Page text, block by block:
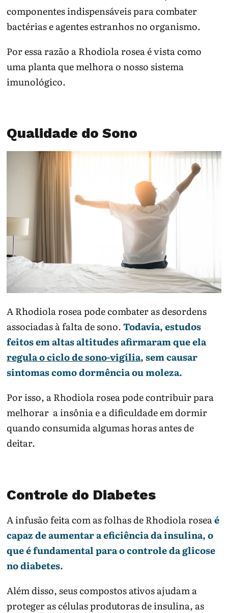
componentes indispensáveis para combater
bactérias e agentes estranhos no organismo.
Por essa razão a Rhodiola rosea é vista como
uma planta que melhora o nosso sistema
imunológico.
Qualidade do Sono
A Rhodiola rosea pode combater as desordens
associadas à falta de sono.Todavia, estudos
feitos em altas altitudes afirmaram que ela
regula o ciclo de sono-vigília, sem causar
sintomas como dormência ou moleza.
Por isso, a Rhodiola rosea pode contribuir para
melhorar a insônia e a dificuldade em dormir
quando consumida algumas horas antes de
deitar.
Controle do Diabetes
A infusão feita com as folhas de Rhodiola roseaé
capaz de aumentar a eficiência da insulina, o
que é fundamental para o controle da glicose
no diabetes.
Além disso, seus compostos ativos ajudam a
proteger as células produtoras de insulina, as